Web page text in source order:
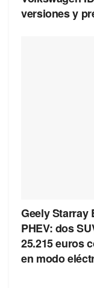
versiones y
Geely Starray
PHEV: dos
25.215 euros
en modo